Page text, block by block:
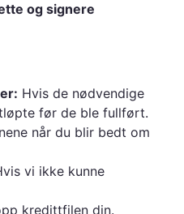
og signere
Hvis de nødvendige
før de ble fullført.
når du blir bedt om
vi ikke kunne
kredittfilen din.